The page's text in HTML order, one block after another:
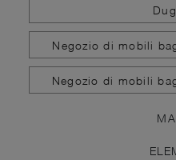
Negozio di mobili
Negozio di mobili